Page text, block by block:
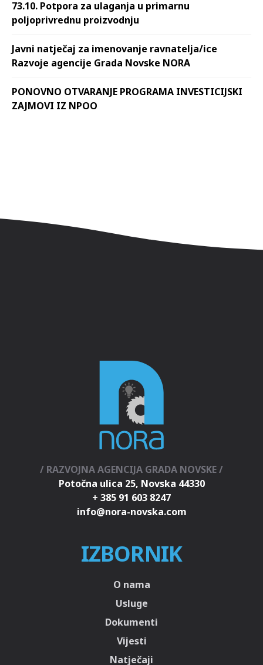
73.10. Potpora za ulaganja u primarnu
poljoprivrednu proizvodnju
Javni natječaj za imenovanje ravnatelja/ice
Razvoje agencije Grada Novske NORA
PONOVNO OTVARANJE PROGRAMA INVESTICIJSKI
ZAJMOVI IZ NPOO
/ RAZVOJNA AGENCIJA GRADA NOVSKE /
Potočna ulica 25, Novska 44330
+ 385 91 603 8247
IZBORNIK
O nama
Usluge
Dokumenti
Vijesti
Natječaji